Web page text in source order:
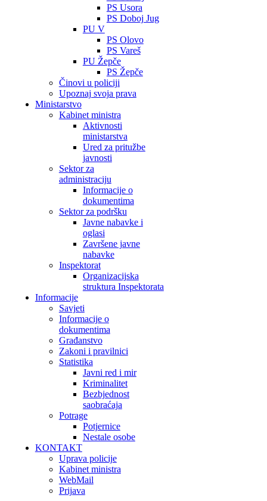
PS Usora
PS Doboj Jug
PU V
PS Olovo
PS Vareš
PU Žepče
PS Žepče
Činovi u policiji
Upoznaj svoja prava
Ministarstvo
Kabinet ministra
Aktivnosti
ministarstva
Ured za pritužbe
javnosti
Sektor za
administraciju
Informacije o
dokumentima
Sektor za podršku
Javne nabavke i
oglasi
Završene javne
nabavke
Inspektorat
Organizacijska
struktura Inspektorata
Informacije
Savjeti
Informacije o
dokumentima
Građanstvo
Zakoni i pravilnici
Statistika
Javni red i mir
Kriminalitet
Bezbjednost
saobraćaja
Potrage
Potjernice
Nestale osobe
KONTAKT
Uprava policije
Kabinet ministra
WebMail
Prijava